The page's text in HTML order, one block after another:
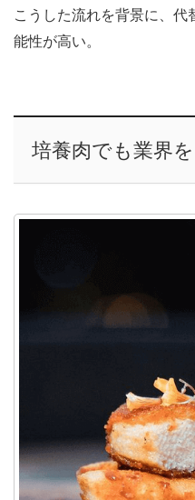
こうした流れを背景に、
能性が高い。
培養肉でも業界